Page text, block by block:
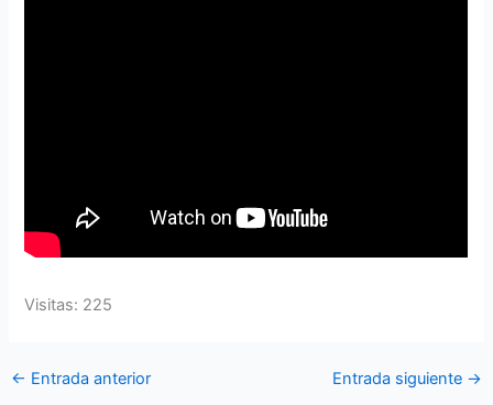
Visitas: 225
← Entrada anterior Entrada siguiente →